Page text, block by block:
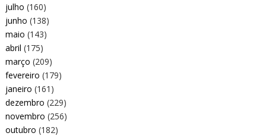
julho (160)
junho (138)
maio (143)
abril (175)
março (209)
fevereiro (179)
janeiro (161)
dezembro (229)
novembro (256)
outubro (182)